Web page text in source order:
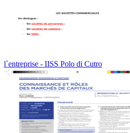
l`entreprise - IISS Polo di Cutro